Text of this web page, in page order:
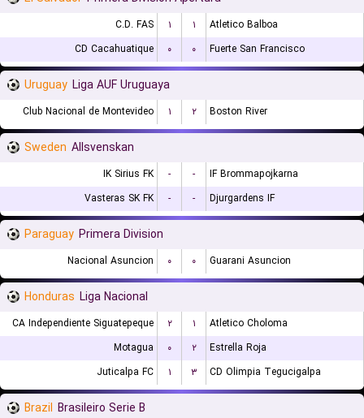
C.D. FAS ۱ ۱
Atletico Balboa
CD Cacahuatique
۰ ۰ Fuerte San Francisco
Uruguay Liga AUF Uruguaya
Club Nacional de Montevideo ۱ ۲ Boston River
Sweden Allsvenskan
IK Sirius FK - -
IF Brommapojkarna
Vasteras SK FK
- - Djurgardens IF
Paraguay Primera Division
Nacional Asuncion ۰ ۰ Guarani Asuncion
Honduras Liga Nacional
CA Independiente Siguatepeque ۲ ۱
Atletico Choloma
Motagua
۰ ۲
Estrella Roja
Juticalpa FC
۱ ۳ CD Olimpia Tegucigalpa
Brazil Brasileiro Serie B